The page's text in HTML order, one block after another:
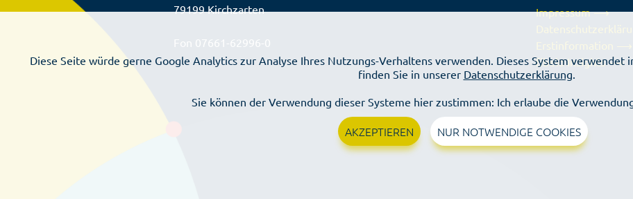
79199 Kirchzarten
Fon 07661-62996-0
Impressum ⟶
fibelo Insights ⟶
Diese Seite würde gerne Google Analytics zur Analyse Ihres Nutzungs-Verhaltens verwenden. Dieses System
finden Sie in unserer Datenschutzerklärung.
Sie können der Verwendung dieser Systeme hier zustimmen: Ich erlaube die
AKZEPTIEREN NUR NOTWENDIGE COOKIES